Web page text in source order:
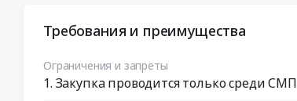
Требования и преимущества
Ограничения и запреты
Закупка проводится только среди СМП